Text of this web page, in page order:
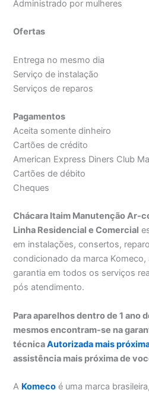
Administrado por mulheres
Ofertas
Entrega no mesmo dia
Serviço de instalação
Serviços de reparos
Pagamentos
Aceita somente dinheiro
Cartões de crédito
American Express Diners Club
Cartões de débito
Cheques
Chácara Itaim Manutenção Ar-
Linha Residencial e Comercial
em instalações, consertos,
condicionado da marca Komeco,
garantia em todos os serviços
pós atendimento.
Para aparelhos dentro de 1 ano
mesmos encontram-se na
técnicaAutorizada mais
assistência mais próxima de
A Komeco é uma marca